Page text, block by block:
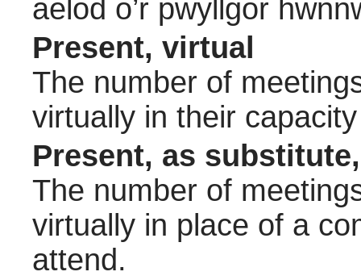
aelod o’r pwyllgor
Present, virtual
The number of
virtually in their
Present, as
The number of
virtually in place of a
attend.